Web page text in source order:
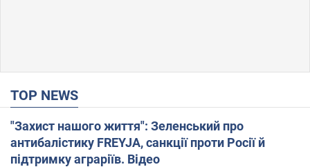
TOP NEWS
"Захист нашого життя": Зеленський про
антибалістику FREYJA, санкції проти Росії й
підтримку аграріїв. Відео